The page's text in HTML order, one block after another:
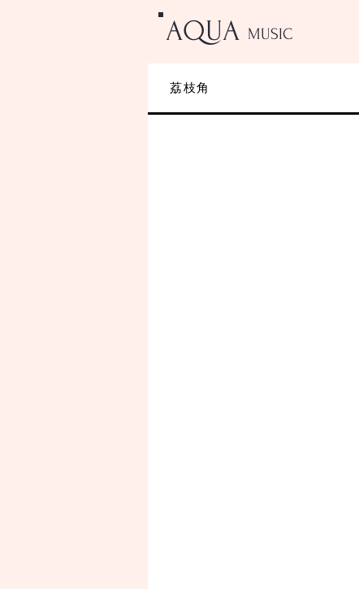
AQUA MUSIC
荔枝角